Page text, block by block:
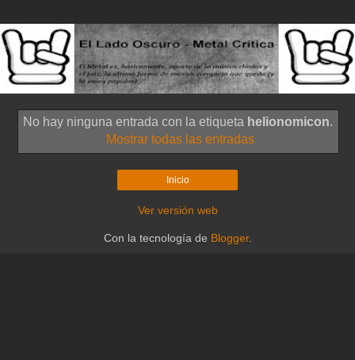
No hay ninguna entrada con la etiqueta helionomicon.
Mostrar todas las entradas
Inicio
Ver versión web
Con la tecnología de Blogger.